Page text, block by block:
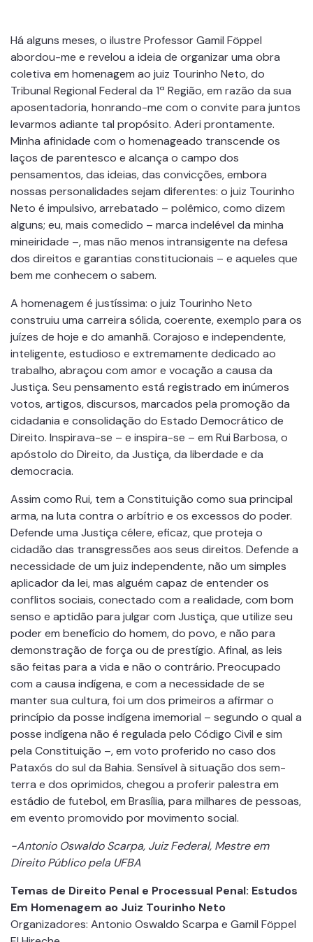
Há alguns meses, o ilustre Professor Gamil Föppel
abordou-me e revelou a ideia de organizar uma obra
coletiva em homenagem ao juiz Tourinho Neto, do
Tribunal Regional Federal da 1ª Região, em razão da sua
aposentadoria, honrando-me com o convite para juntos
levarmos adiante tal propósito. Aderi prontamente.
Minha afinidade com o homenageado transcende os
laços de parentesco e alcança o campo dos
pensamentos, das ideias, das convicções, embora
nossas personalidades sejam diferentes: o juiz Tourinho
Neto é impulsivo, arrebatado – polêmico, como dizem
alguns; eu, mais comedido – marca indelével da minha
mineiridade –, mas não menos intransigente na defesa
dos direitos e garantias constitucionais – e aqueles que
bem me conhecem o sabem.
A homenagem é justíssima: o juiz Tourinho Neto
construiu uma carreira sólida, coerente, exemplo para os
juízes de hoje e do amanhã. Corajoso e independente,
inteligente, estudioso e extremamente dedicado ao
trabalho, abraçou com amor e vocação a causa da
Justiça. Seu pensamento está registrado em inúmeros
votos, artigos, discursos, marcados pela promoção da
cidadania e consolidação do Estado Democrático de
Direito. Inspirava-se – e inspira-se – em Rui Barbosa, o
apóstolo do Direito, da Justiça, da liberdade e da
democracia.
Assim como Rui, tem a Constituição como sua principal
arma, na luta contra o arbítrio e os excessos do poder.
Defende uma Justiça célere, eficaz, que proteja o
cidadão das transgressões aos seus direitos. Defende a
necessidade de um juiz independente, não um simples
aplicador da lei, mas alguém capaz de entender os
conflitos sociais, conectado com a realidade, com bom
senso e aptidão para julgar com Justiça, que utilize seu
poder em benefício do homem, do povo, e não para
demonstração de força ou de prestígio. Afinal, as leis
são feitas para a vida e não o contrário. Preocupado
com a causa indígena, e com a necessidade de se
manter sua cultura, foi um dos primeiros a afirmar o
princípio da posse indígena imemorial – segundo o qual a
posse indígena não é regulada pelo Código Civil e sim
pela Constituição –, em voto proferido no caso dos
Pataxós do sul da Bahia. Sensível à situação dos sem-
terra e dos oprimidos, chegou a proferir palestra em
estádio de futebol, em Brasília, para milhares de pessoas,
em evento promovido por movimento social.
-Antonio Oswaldo Scarpa, Juiz Federal, Mestre em
Direito Público pela UFBA
Temas de Direito Penal e Processual Penal: Estudos
Em Homenagem ao Juiz Tourinho Neto
Organizadores: Antonio Oswaldo Scarpa e Gamil Föppel